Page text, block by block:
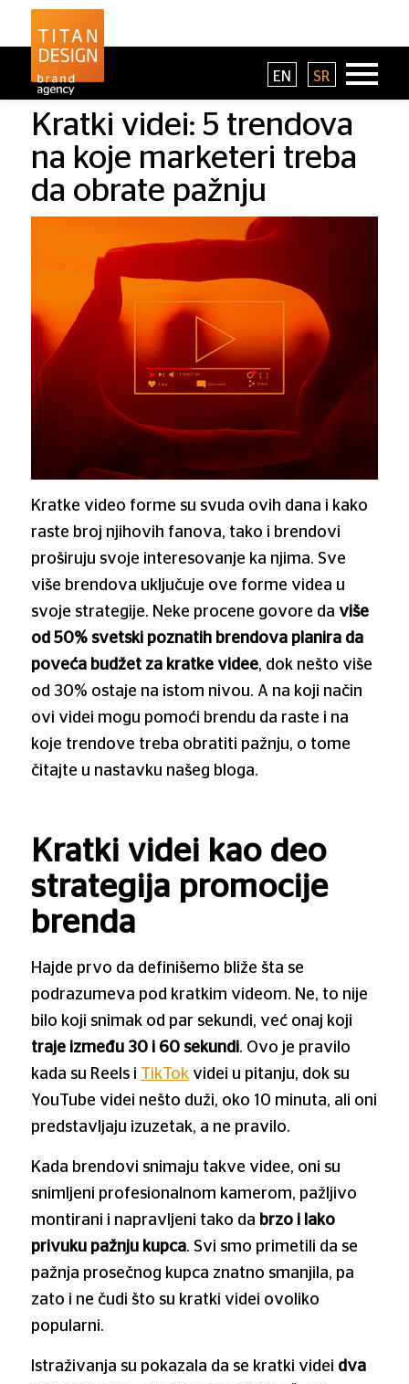
EN SR
Kratki videi: 5 trendova
na koje marketeri treba
da obrate pažnju
Kratke video forme su svuda ovih dana i kako
raste broj njihovih fanova, tako i brendovi
proširuju svoje interesovanje ka njima. Sve
više brendova uključuje ove forme videa u
svoje strategije. Neke procene govore da više
od 50% svetski poznatih brendova planira da
poveća budžet za kratke videe, dok nešto više
od 30% ostaje na istom nivou. A na koji način
ovi videi mogu pomoći brendu da raste i na
koje trendove treba obratiti pažnju, o tome
čitajte u nastavku našeg bloga.
Kratki videi kao deo
strategija promocije
brenda
Hajde prvo da definišemo bliže šta se
podrazumeva pod kratkim videom. Ne, to nije
bilo koji snimak od par sekundi, već onaj koji
traje između 30 i 60 sekundi. Ovo je pravilo
kada su Reels i TikTokvidei u pitanju, dok su
YouTube videi nešto duži, oko 10 minuta, ali oni
predstavljaju izuzetak, a ne pravilo.
Kada brendovi snimaju takve videe, oni su
snimljeni profesionalnom kamerom, pažljivo
montirani i napravljeni tako da brzo i lako
privuku pažnju kupca. Svi smo primetili da se
pažnja prosečnog kupca znatno smanjila, pa
zato i ne čudi što su kratki videi ovoliko
popularni.
Istraživanja su pokazala da se kratki videi dva